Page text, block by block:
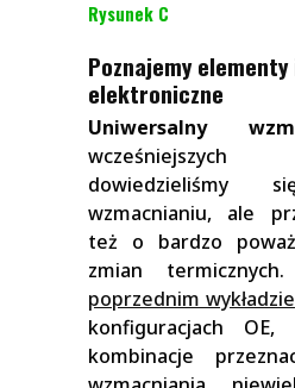
Rysunek C
Poznajemy elementy
elektroniczne
Uniwersalny
wzmacnianiu, ale
też o bardzo
zmian
poprzednim wykładzie
konfiguracjach
kombinacje